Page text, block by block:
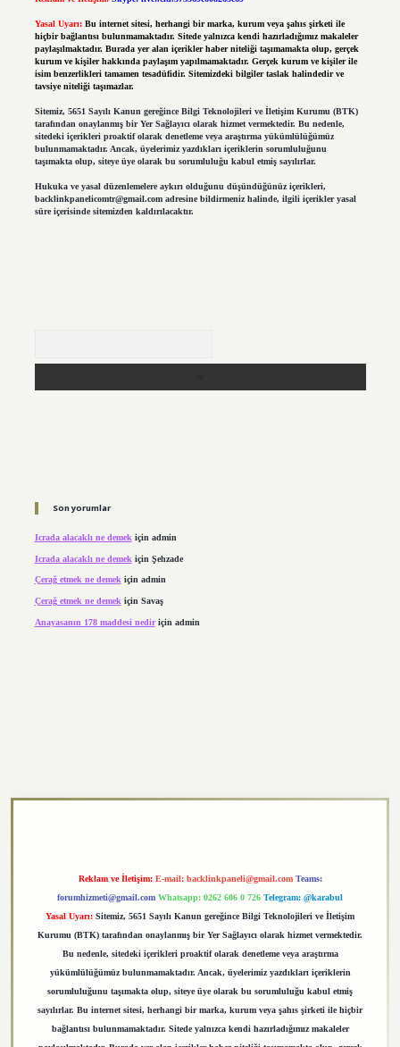
Yasal Uyarı: Bu internet sitesi, herhangi bir marka, kurum veya şahıs şirketi ile
hiçbir bağlantısı bulunmamaktadır. Sitede yalnızca kendi hazırladığımız makaleler
paylaşılmaktadır. Burada yer alan içerikler haber niteliği taşımamakta olup, gerçek
kurum ve kişiler hakkında paylaşım yapılmamaktadır. Gerçek kurum ve kişiler ile
isim benzerlikleri tamamen tesadüfidir. Sitemizdeki bilgiler taslak halindedir ve
tavsiye niteliği taşımazlar.
Sitemiz, 5651 Sayılı Kanun gereğince Bilgi Teknolojileri ve İletişim Kurumu (BTK)
tarafından onaylanmış bir Yer Sağlayıcı olarak hizmet vermektedir. Bu nedenle,
sitedeki içerikleri proaktif olarak denetleme veya araştırma yükümlülüğümüz
bulunmamaktadır. Ancak, üyelerimiz yazdıkları içeriklerin sorumluluğunu
taşımakta olup, siteye üye olarak bu sorumluluğu kabul etmiş sayılırlar.
Hukuka ve yasal düzenlemelere aykırı olduğunu düşündüğünüz içerikleri,
backlinkpanelicomtr@gmail.comadresine bildirmeniz halinde, ilgili içerikler yasal
süre içerisinde sitemizden kaldırılacaktır.
Son yorumlar
Icrada alacaklı ne demek için admin
Icrada alacaklı ne demek için Şehzade
Çerağ etmek ne demekiçin admin
Çerağ etmek ne demek için Savaş
Anayasanın 178 maddesi nediriçin admin
Reklam ve İletişim: E-mail: backlinkpaneli@gmail.com Teams:
forumhizmeti@gmail.com Whatsapp: 0262 606 0 726 Telegram: @karabul
Yasal Uyarı: Sitemiz, 5651 Sayılı Kanun gereğince Bilgi Teknolojileri ve İletişim
Kurumu (BTK) tarafından onaylanmış bir Yer Sağlayıcı olarak hizmet vermektedir.
Bu nedenle, sitedeki içerikleri proaktif olarak denetleme veya araştırma
yükümlülüğümüz bulunmamaktadır. Ancak, üyelerimiz yazdıkları içeriklerin
sorumluluğunu taşımakta olup, siteye üye olarak bu sorumluluğu kabul etmiş
sayılırlar. Bu internet sitesi, herhangi bir marka, kurum veya şahıs şirketi ile hiçbir
bağlantısı bulunmamaktadır. Sitede yalnızca kendi hazırladığımız makaleler